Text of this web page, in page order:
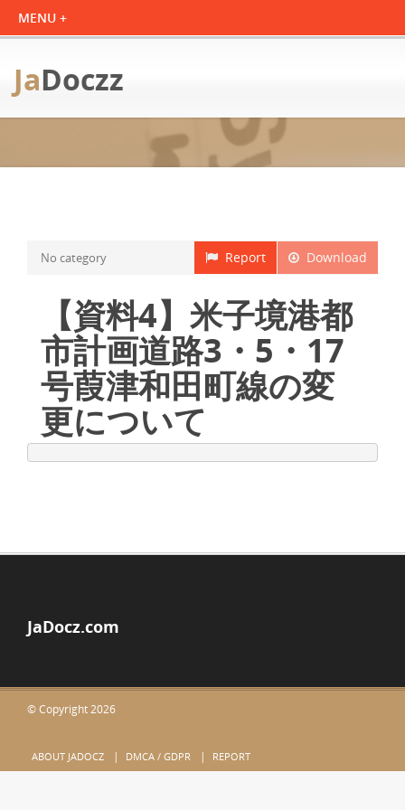
JaDoczz
Download
Report
No category
【資料4】米子境港都
市計画道路3・5・17
号葭津和田町線の変
更について
JaDocz.com
© Copyright 2026
ABOUT JADOCZ DMCA / GDPR REPORT